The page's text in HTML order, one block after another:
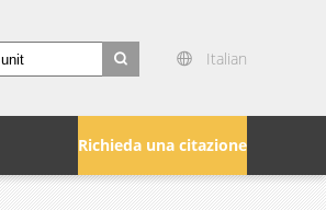
Italian
Richieda una citazione